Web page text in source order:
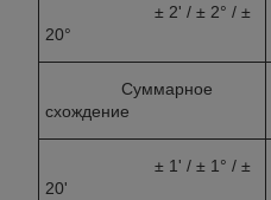
± 2' / ± 2° / ±
20°
Суммарное
схождение
± 1' / ± 1° / ±
20'